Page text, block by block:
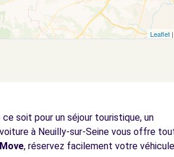
Leaflet
soit pour un séjour touristique, un
à Neuilly-sur-Seine vous offre
, réservez facilement votre véhicule